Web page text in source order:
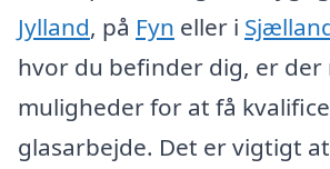
Jylland, på Fyn eller i
hvor du befinder dig, er der
muligheder for at få
glasarbejde. Det er vigtigt